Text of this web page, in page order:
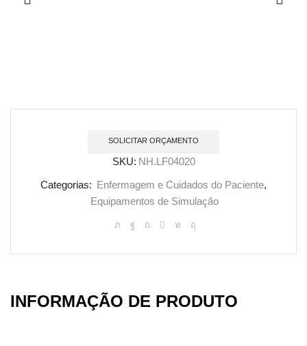
SOLICITAR ORÇAMENTO
SKU: NH.LF04020
Categorias: Enfermagem e Cuidados do Paciente,
Equipamentos de Simulação
INFORMAÇÃO DE PRODUTO